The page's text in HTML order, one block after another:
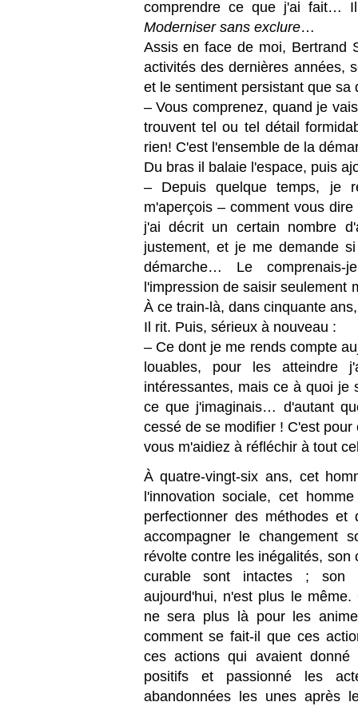
comprendre ce que j'ai fait…
Moderniser sans exclure…
Assis en face de moi, Bertrand
activités des dernières années,
et le sentiment persistant que
– Vous comprenez, quand je
trouvent tel ou tel détail
rien! C'est l'ensemble de la
Du bras il balaie l'espace, puis
– Depuis quelque temps, je
m'aperçois – comment vous
j'ai décrit un certain nombre
justement, et je me demande
démarche… Le
l'impression de saisir
À ce train-là, dans cinquante
Il rit. Puis, sérieux à nouveau :
– Ce dont je me rends compte
louables, pour les atteindre
intéressantes, mais ce à quoi je
ce que j'imaginais… d'autant
cessé de se modifier ! C'est
vous m'aidiez à réfléchir à tout
À quatre-vingt-six ans, cet
l'innovation sociale, cet
perfectionner des méthodes
accompagner le changement
révolte contre les inégalités,
curable sont intactes ; son
aujourd'hui, n'est plus le
ne sera plus là pour les
comment se fait-il que ces
ces actions qui avaient
positifs et passionné les
abandonnées les unes après